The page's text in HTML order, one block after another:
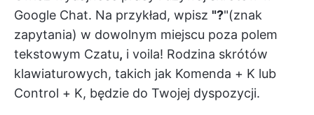
Google Chat. Na przykład, wpisz "?"(znak
zapytania) w dowolnym miejscu poza polem
tekstowym Czatu, i voila! Rodzina skrótów
klawiaturowych, takich jak Komenda + K lub
Control + K, będzie do Twojej dyspozycji.